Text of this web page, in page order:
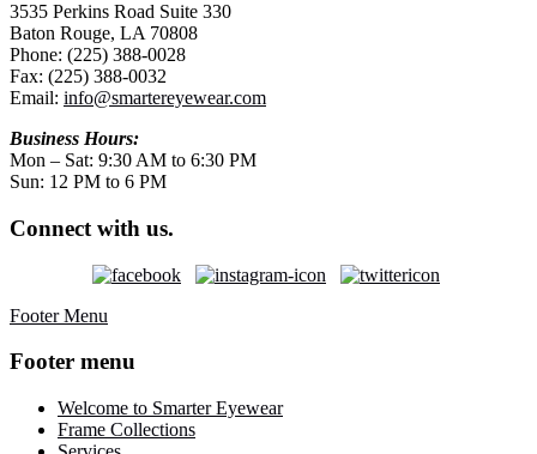
3535 Perkins Road Suite 330
Baton Rouge, LA 70808
Phone: (225) 388-0028
Fax: (225) 388-0032
Email: info@smartereyewear.com
Business Hours:
Mon – Sat: 9:30 AM to 6:30 PM
Sun: 12 PM to 6 PM
Connect with us.
Footer Menu
Footer menu
Welcome to Smarter Eyewear
Frame Collections